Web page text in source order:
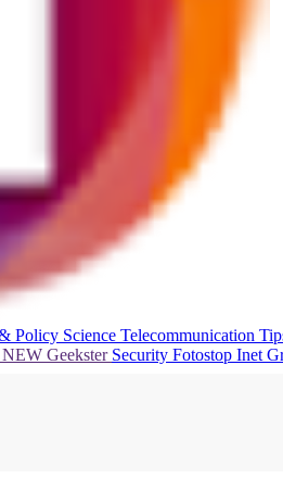
Policy Science Telecommunication
NEW Geekster Security Fotostop Inet